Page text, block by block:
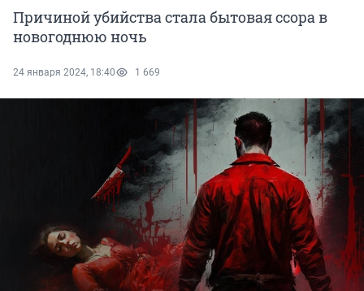
Причиной убийства стала бытовая ссора в
новогоднюю ночь
24 января 2024, 18:40 1 669